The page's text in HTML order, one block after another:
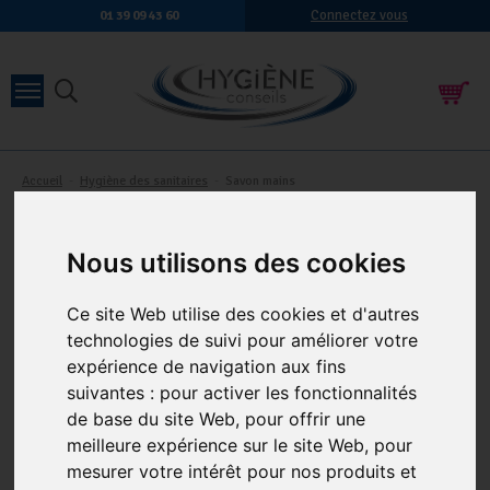
Nous utilisons des cookies
Ce site Web utilise des cookies et d'autres
technologies de suivi pour améliorer votre
expérience de navigation aux fins
suivantes : pour activer les fonctionnalités
de base du site Web, pour offrir une
meilleure expérience sur le site Web, pour
mesurer votre intérêt pour nos produits et
01 39 09 43 60 Connectez vous
ORLAV CREME MAINS
AMANDE DOUCE LE BIDON
DE 5 LITRES
GEL DOUCHE CORPS ET
CHEVEUX AU PARFUM
JASMIN COCO - BIDON 5L